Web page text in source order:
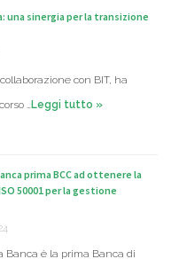
una sinergia per la transizione
con BIT, ha
…Leggi tutto »
prima BCC ad ottenere la
50001 per la gestione
Banca è la prima Banca di